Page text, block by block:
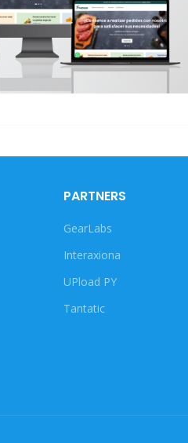
PARTNERS
GearLabs
Interaxiona
UPload PY
Tantatic